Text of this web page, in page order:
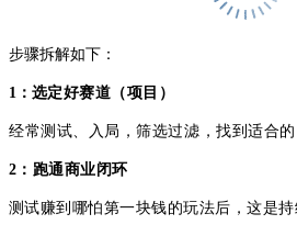
步骤拆解如下：
1： 选定好赛道（项目）
经常测试、入局，筛选过滤，找到适合的
2：跑通商业闭环
测试赚到哪怕第一块钱的玩法后，这是持